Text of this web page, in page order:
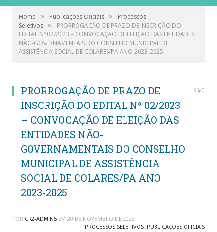
Home » Publicações Oficiais »
Processos
Seletivos »
PRORROGAÇÃO DE PRAZO DE INSCRIÇÃO DO
EDITAL Nº 02/2023 – CONVOCAÇÃO DE ELEIÇÃO DAS ENTIDADES
NÃO-GOVERNAMENTAIS DO CONSELHO MUNICIPAL DE
ASSISTÊNCIA SOCIAL DE COLARES/PA ANO 2023-2025
PRORROGAÇÃO DE PRAZO DE
INSCRIÇÃO DO EDITAL Nº 02/2023
– CONVOCAÇÃO DE ELEIÇÃO DAS
ENTIDADES NÃO-
GOVERNAMENTAIS DO CONSELHO
MUNICIPAL DE ASSISTÊNCIA
SOCIAL DE COLARES/PA ANO
2023-2025
0
POR CR2-ADMIN5 EM 20 DE NOVEMBRO DE 2023
PROCESSOS SELETIVOS, PUBLICAÇÕES OFICIAIS